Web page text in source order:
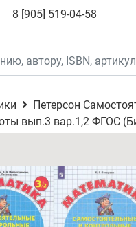
8 [905] 519-04-58
Петерсон
вып.3 вар.1,2 ФГОС